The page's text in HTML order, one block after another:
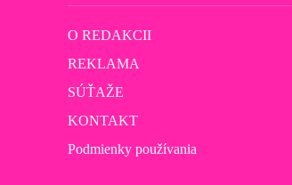
O REDAKCII
REKLAMA
SÚŤAŽE
KONTAKT
Podmienky používania